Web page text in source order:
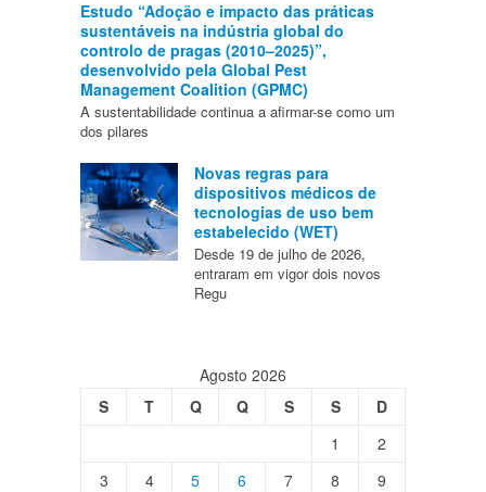
Estudo “Adoção e impacto das práticas
sustentáveis na indústria global do
controlo de pragas (2010–2025)”,
desenvolvido pela Global Pest
Management Coalition (GPMC)
A sustentabilidade continua a afirmar-se como um
dos pilares
Novas regras para
dispositivos médicos de
tecnologias de uso bem
estabelecido (WET)
Desde 19 de julho de 2026,
entraram em vigor dois novos
Regu
Agosto 2026
S
T Q Q S S
D
1
2
3
4 5 6 7 8
9